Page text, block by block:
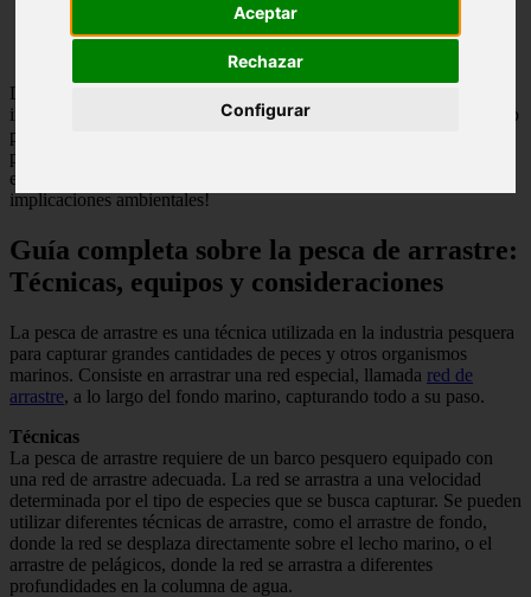
Aceptar
Rechazar
Configurar
La
industria pesquera. Consiste en arrastrar una red por el fondo marino
para capturar los peces y otros organismos. Sin embargo, esta
práctica ha generado controversia debido a su impacto en los
ecosistemas. ¡Descubre cómo se realiza esta técnica y sus
implicaciones ambientales!
Guía completa sobre la pesca de arrastre:
Técnicas, equipos y consideraciones
La pesca de arrastre es una técnica utilizada en la industria pesquera
para capturar grandes cantidades de peces y otros organismos
marinos. Consiste en arrastrar una red especial, llamada red de
arrastre, a lo largo del fondo marino, capturando todo a su paso.
Técnicas
La pesca de arrastre requiere de un barco pesquero equipado con
una red de arrastre adecuada. La red se arrastra a una velocidad
determinada por el tipo de especies que se busca capturar. Se pueden
utilizar diferentes técnicas de arrastre, como el arrastre de fondo,
donde la red se desplaza directamente sobre el lecho marino, o el
arrastre de pelágicos, donde la red se arrastra a diferentes
profundidades en la columna de agua.